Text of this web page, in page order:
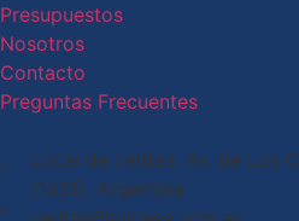
Presupuestos
Nosotros
Contacto
Preguntas Frecuentes
Local de ventas: Av. de Los
(1431), Argentina